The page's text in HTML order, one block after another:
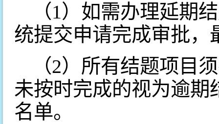
（1）如需办理延期
统提交申请完成审批，
（2）所有结题项目
未按时完成的视为逾期
名单。